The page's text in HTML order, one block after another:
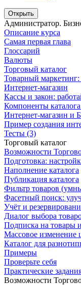
Открыть
Администратор.
Описание курса
Самая первая глава
Глоссарий
Валюты
Торговый каталог
Товарный
Интернет-магазин
Кассы и закон:
Компоненты
Интернет-магазин и
Пример создания
Тесты (3)
Торговый каталог
Возможности
Подготовка:
Наполнение каталога
Публикация каталога
Фильтр товаров
Фасетный поиск:
Учёт и
Диалог выбора
Подписка на товары
Массовое изменение
Каталог для
Примеры
Проверьте себя
Практические
Возможности